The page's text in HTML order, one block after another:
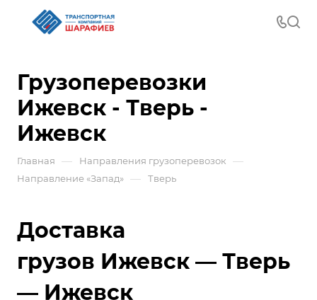
Грузоперевозки
Ижевск - Тверь -
Ижевск
Главная — Направления грузоперевозок —
Направление «Запад» — Тверь
Доставка
грузов Ижевск — Тверь
— Ижевск